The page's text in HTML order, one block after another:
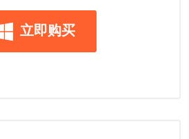
立即购买